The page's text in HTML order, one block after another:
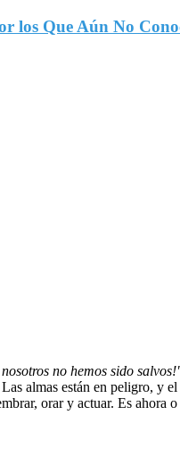
los Que Aún No
no hemos sido
almas están en peligro, y
orar y actuar. Es ahora